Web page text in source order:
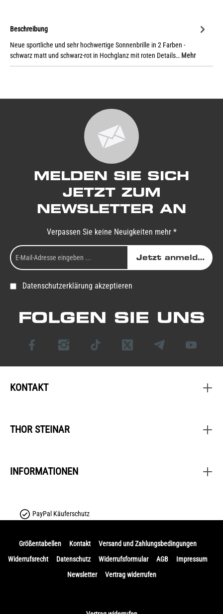
Beschreibung
Neue sportliche und sehr hochwertige Sonnenbrille in 2 Farben -
schwarz matt und schwarz-rot in Hochglanz mit roten Details… Mehr
MELDEN SIE SICH
JETZT ZUM
NEWSLETTER AN
Verpassen Sie keine Neuigkeiten mehr *
Jetzt anmelden
Datenschutzerklärung akzeptieren
FOLGEN SIE UNS
KONTAKT
THOR STEINAR
INFORMATIONEN
PayPal Käuferschutz
Größentabellen Kontakt
Versand und Zahlungsbedingungen
Widerrufsrecht
Datenschutz Widerrufsformular AGB
Impressum
Newsletter
Vertrag widerrufen